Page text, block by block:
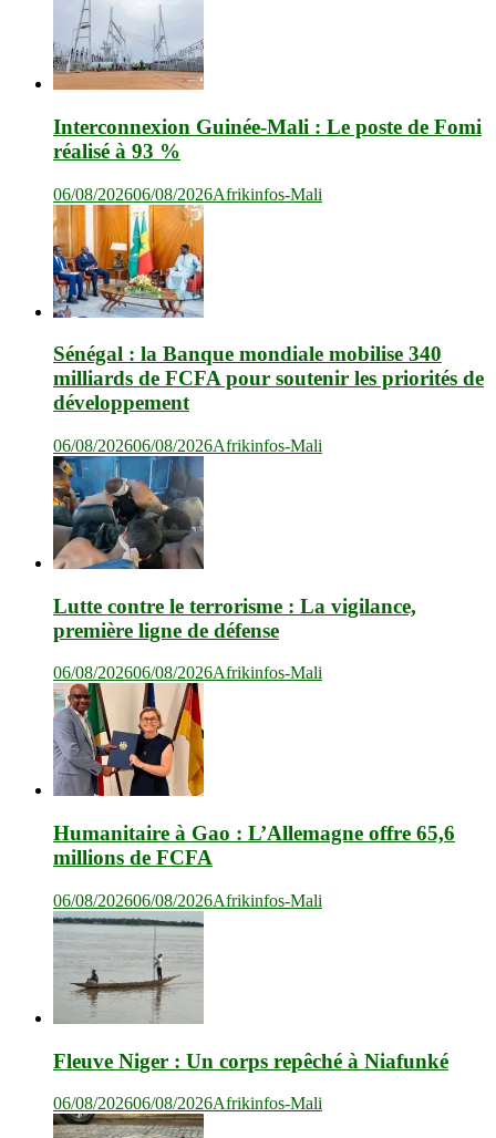
Interconnexion Guinée-Mali : Le poste de Fomi
réalisé à 93 %
06/08/202606/08/2026Afrikinfos-Mali
Sénégal : la Banque mondiale mobilise 340
milliards de FCFA pour soutenir les priorités de
développement
06/08/202606/08/2026Afrikinfos-Mali
Lutte contre le terrorisme : La vigilance,
première ligne de défense
06/08/202606/08/2026Afrikinfos-Mali
Humanitaire à Gao : L’Allemagne offre 65,6
millions de FCFA
06/08/202606/08/2026Afrikinfos-Mali
Fleuve Niger : Un corps repêché à Niafunké
06/08/202606/08/2026Afrikinfos-Mali